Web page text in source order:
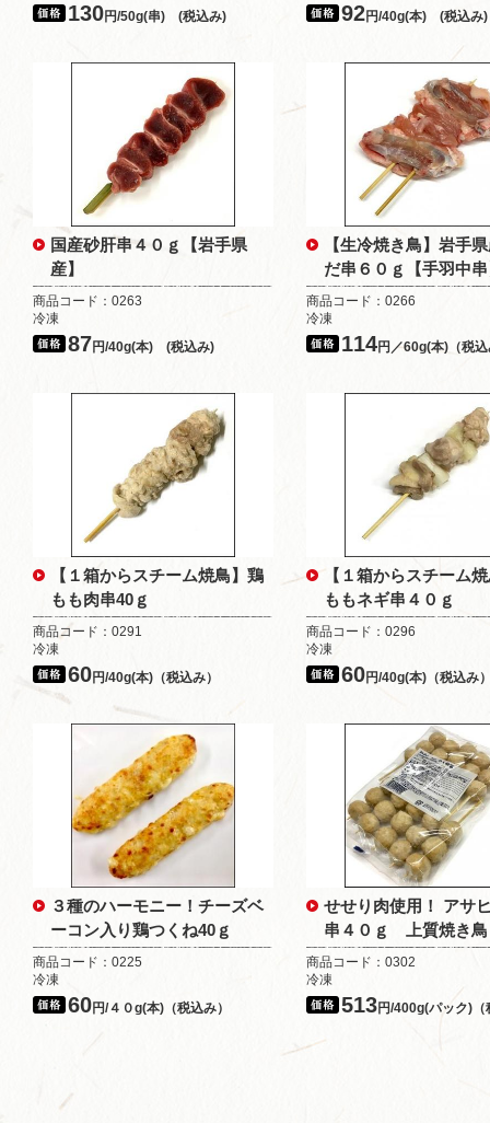
130円/50g(串) (税込み) 92円/40g(本) (税込み)
国産砂肝串４０ｇ【岩手県
産】
商品コード：0263
冷凍
87円/40g(本) (税込み)
【生冷焼き鳥】岩手
だ串６０ｇ【手羽中
商品コード：0266
冷凍
114円／60g(本)（税
【１箱からスチーム焼鳥】鶏
もも肉串40ｇ
商品コード：0291
冷凍
60円/40g(本)（税込み）
【１箱からスチーム
ももネギ串４０ｇ
商品コード：0296
冷凍
60円/40g(本)（税込み
３種のハーモニー！チーズベ
ーコン入り鶏つくね40ｇ
商品コード：0225
冷凍
60円/４０g(本)（税込み）
せせり肉使用！ アサ
串４０ｇ 上質焼き鳥
商品コード：0302
冷凍
513円/400g(パック)（